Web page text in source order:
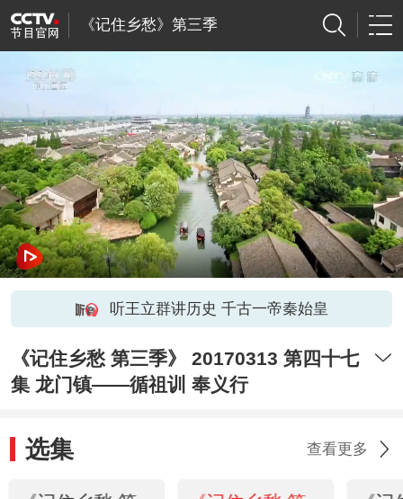
《记住乡愁》第三季
听王立群讲历史 千古一帝秦始皇
《记住乡愁 第三季》 20170313 第四十七
集 龙门镇——循祖训 奉义行
选集 查看更多